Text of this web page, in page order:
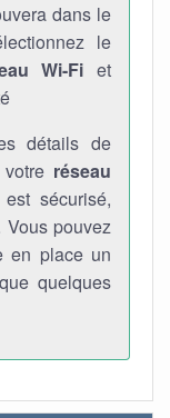
dans le
le
Wi-Fi et
détails de
réseau
sécurisé,
Vous pouvez
en place un
quelques